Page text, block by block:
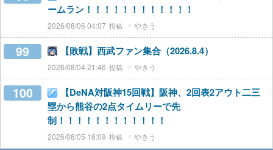
ームラン！！！！！！！！！！！！
2026/08/06 04:07 やきう
99 【敗戦】西武ファン集合（2026.8.4）
2026/08/04 21:46 やきう
100
【DeNA対阪神15回戦】阪神、2回表2アウト二三
塁から熊谷の2点タイムリーで先
制！！！！！！！！！！！！
2026/08/05 18:09 やきう